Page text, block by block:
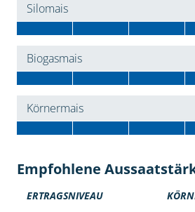
Silomais
Biogasmais
Körnermais
Empfohlene
ERTRAGSNIVEAU